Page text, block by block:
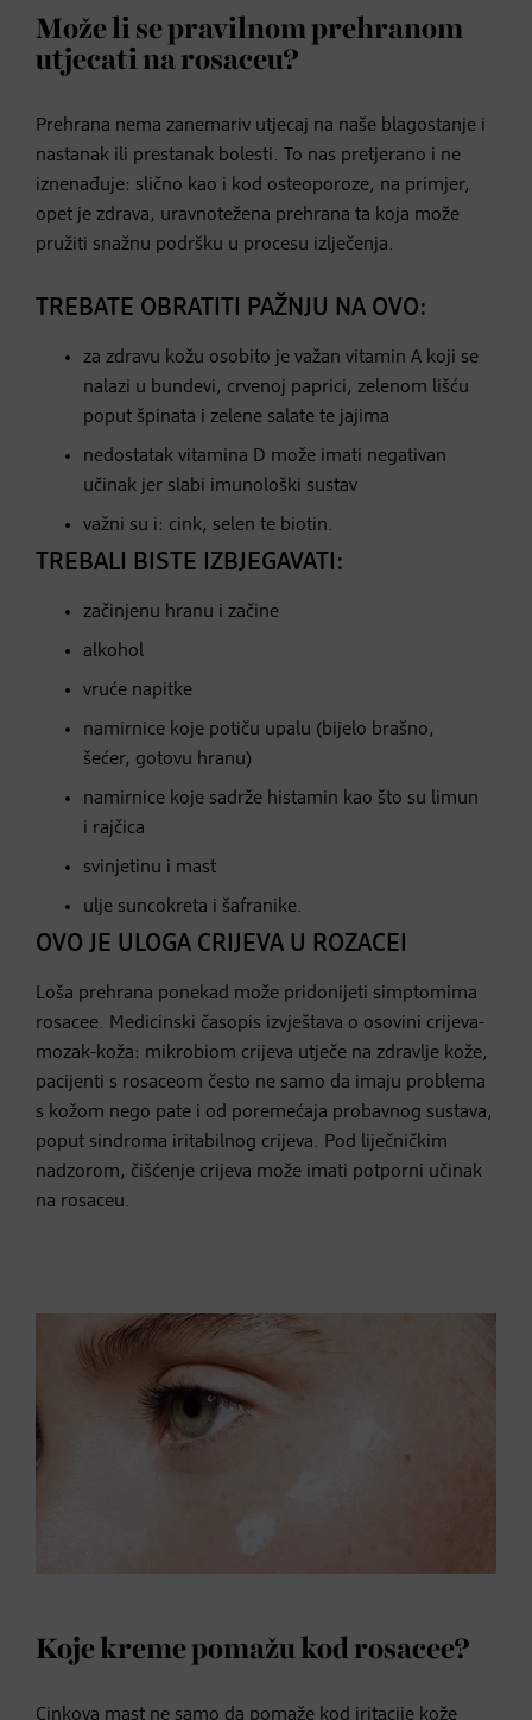
Može li se pravilnom prehranom
utjecati na rosaceu?
Prehrana nema zanemariv utjecaj na naše blagostanje i
nastanak ili prestanak bolesti. To nas pretjerano i ne
iznenađuje: slično kao i kod osteoporoze, na primjer,
opet je zdrava, uravnotežena prehrana ta koja može
pružiti snažnu podršku u procesu izlječenja.
TREBATE OBRATITI PAŽNJU NA OVO:
za zdravu kožu osobito je važan vitamin A koji se
nalazi u bundevi, crvenoj paprici, zelenom lišću
poput špinata i zelene salate te jajima
nedostatak vitamina D može imati negativan
učinak jer slabi imunološki sustav
​važni su i: cink, selen te biotin.
TREBALI BISTE IZBJEGAVATI:
začinjenu hranu i začine
alkohol
vruće napitke
namirnice koje potiču upalu (bijelo brašno,
šećer, gotovu hranu)
namirnice koje sadrže histamin kao što su limun
i rajčica
svinjetinu i mast
ulje suncokreta i šafranike.
OVO JE ULOGA CRIJEVA U ROZACEI
Loša prehrana ponekad može pridonijeti simptomima
rosacee. Medicinski časopis izvještava o osovini crijeva-
mozak-koža: mikrobiom crijeva utječe na zdravlje kože,
pacijenti s rosaceom često ne samo da imaju problema
s kožom nego pate i od poremećaja probavnog sustava,
poput sindroma iritabilnog crijeva. Pod liječničkim
nadzorom, čišćenje crijeva može imati potporni učinak
na rosaceu.
Koje kreme pomažu kod rosacee?
Cinkova mast ne samo da pomaže kod iritacije kože